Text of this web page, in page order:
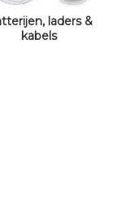
laders &
kabels